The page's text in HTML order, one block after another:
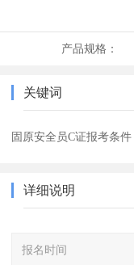
产品规格：
关键词
固原安全员C证报考条件
详细说明
报名时间